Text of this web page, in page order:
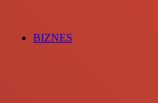
BIZNES